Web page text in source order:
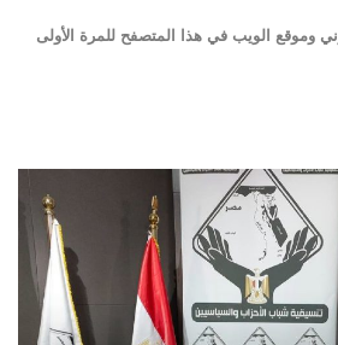
وموقع الويب في هذا المتصفح للمرة الأولى